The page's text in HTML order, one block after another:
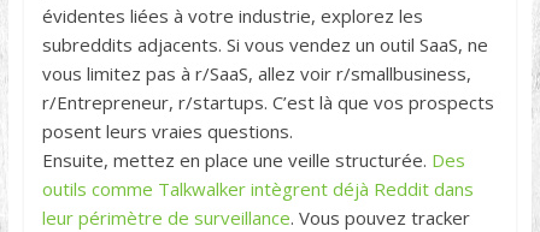
évidentes liées à votre industrie, explorez les
subreddits adjacents. Si vous vendez un outil SaaS, ne
vous limitez pas à r/SaaS, allez voir r/smallbusiness,
r/Entrepreneur, r/startups. C’est là que vos prospects
posent leurs vraies questions.
Ensuite, mettez en place une veille structurée. Des
outils comme Talkwalker intègrent déjà Reddit dans
leur périmètre de surveillance. Vous pouvez tracker